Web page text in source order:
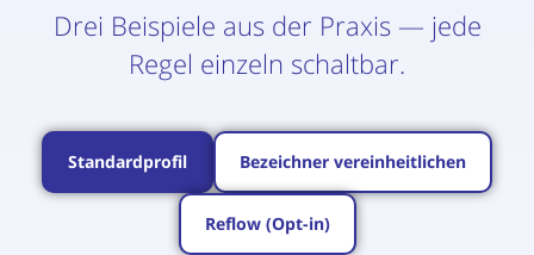
Drei Beispiele aus der Praxis — jede
Regel einzeln schaltbar.
Standardprofil Bezeichner vereinheitlichen
Reflow (Opt-in)